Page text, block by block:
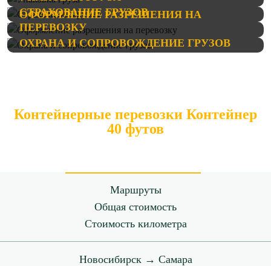
СТРАХОВАНИЕ ГРУЗОВ
ОФОРМЛЕНИЕ РАЗРЕШЕНИЯ НА
ПЕРЕВОЗКУ
ОХРАНА И СОПРОВОЖДЕНИЕ ГРУЗОВ
Контейнерные перевозки Контейнер
40 футов
Маршруты
Общая стоимость
Стоимость километра
Новосибирск → Самара